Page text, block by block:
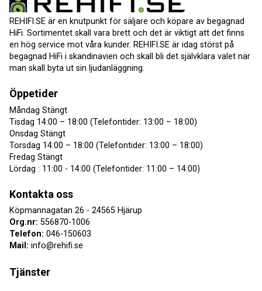
REHIFI.SE är en knutpunkt för säljare och köpare av begagnad
HiFi. Sortimentet skall vara brett och det är viktigt att det finns
en hög service mot våra kunder. REHIFI.SE är idag störst på
begagnad HiFi i skandinavien och skall bli det självklara valet när
man skall byta ut sin ljudanläggning.
Öppetider
Måndag Stängt
Tisdag 14:00 – 18:00 (Telefontider: 13:00 – 18:00)
Onsdag Stängt
Torsdag 14:00 – 18:00 (Telefontider: 13:00 – 18:00)
Fredag Stängt
Lördag : 11:00 - 14:00 (Telefontider: 11:00 – 14:00)
Kontakta oss
Köpmannagatan 26 - 24565 Hjärup
Org.nr: 556870-1006
Telefon: 046-150603
Mail: info@rehifi.se
Tjänster